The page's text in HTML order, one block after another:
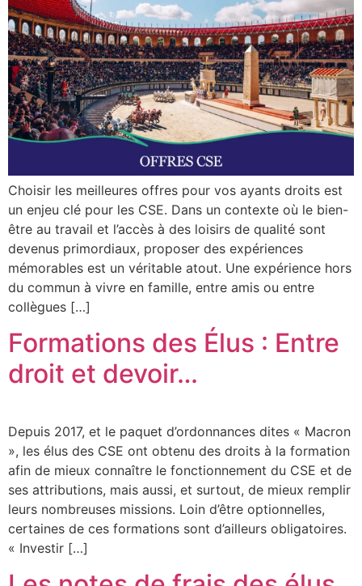
Choisir les meilleures offres pour vos ayants droits est
un enjeu clé pour les CSE. Dans un contexte où le bien-
être au travail et l’accès à des loisirs de qualité sont
devenus primordiaux, proposer des expériences
mémorables est un véritable atout. Une expérience hors
du commun à vivre en famille, entre amis ou entre
collègues […]
Formations des Élus : Entre
droit et devoir…
Depuis 2017, et le paquet d’ordonnances dites « Macron
», les élus des CSE ont obtenu des droits à la formation
afin de mieux connaître le fonctionnement du CSE et de
ses attributions, mais aussi, et surtout, de mieux remplir
leurs nombreuses missions. Loin d’être optionnelles,
certaines de ces formations sont d’ailleurs obligatoires.
« Investir […]